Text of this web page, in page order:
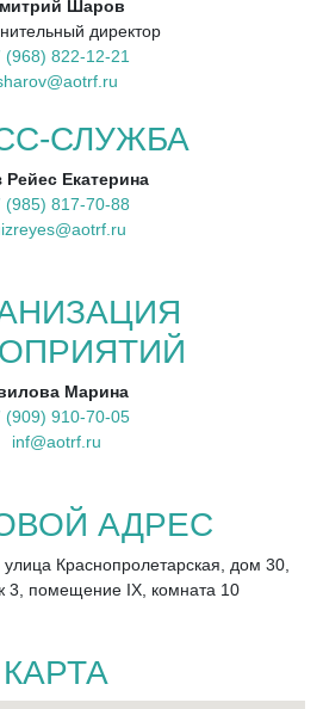
Шаров
директор
(968) 822-12-21
СЛУЖБА
Рейес Екатерина
(985) 817-70-88
Марина
(909) 910-70-05
inf@aotrf.ru
АДРЕС
Краснопролетарская, дом 30,
3, помещение IX, комната 10
КАРТА